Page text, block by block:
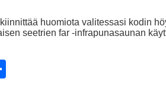
huomiota valitessasi kodin
seetrien far -infrapunasaunan